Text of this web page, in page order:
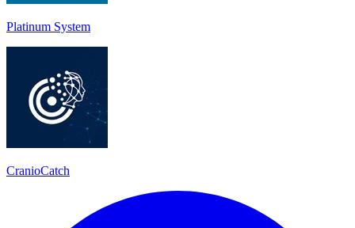
Platinum System
CranioCatch